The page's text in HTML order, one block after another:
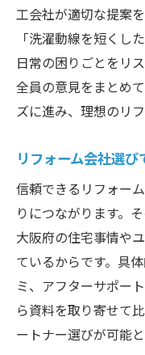
工会社が適切な提案
「洗濯動線を短くし
日常の困りごとをリ
全員の意見をまとめ
ズに進み、理想のリ
リフォーム会社選
信頼できるリフォー
りにつながります。
大阪府の住宅事情や
ているからです。具
ミ、アフターサポー
ら資料を取り寄せて
ートナー選びが可能と